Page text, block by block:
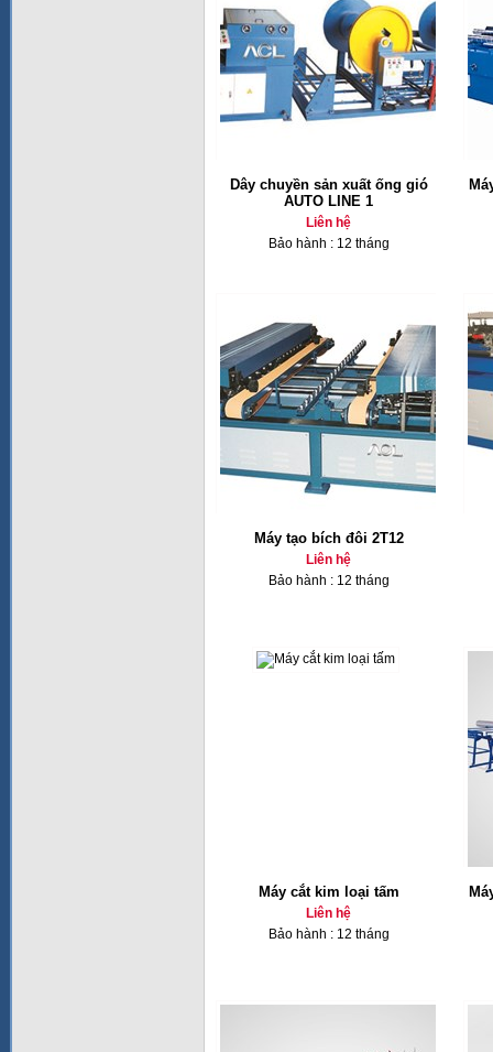
Dây chuyền sản xuất ống gió
AUTO LINE 1
Liên hệ
Bảo hành : 12 tháng
Máy tạo bích đôi 2T12
Liên hệ
Bảo hành : 12 tháng
Máy cắt kim loại tấm
Liên hệ
Bảo hành : 12 tháng